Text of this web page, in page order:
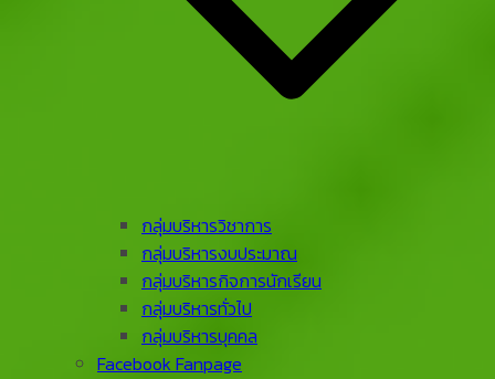
กลุ่มบริหารวิชาการ
กลุ่มบริหารงบประมาณ
กลุ่มบริหารกิจการนักเรียน
กลุ่มบริหารทั่วไป
กลุ่มบริหารบุคคล
Facebook Fanpage